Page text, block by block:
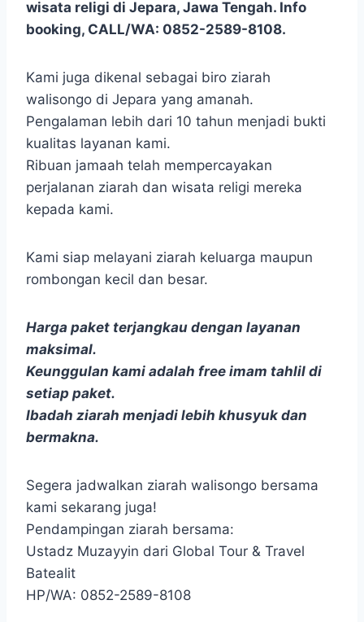
wisata religi di Jepara, Jawa Tengah. Info
booking, CALL/WA: 0852-2589-8108.
Kami juga dikenal sebagai biro ziarah
walisongo di Jepara yang amanah.
Pengalaman lebih dari 10 tahun menjadi bukti
kualitas layanan kami.
Ribuan jamaah telah mempercayakan
perjalanan ziarah dan wisata religi mereka
kepada kami.
Kami siap melayani ziarah keluarga maupun
rombongan kecil dan besar.
Harga paket terjangkau dengan layanan
maksimal.
Keunggulan kami adalah free imam tahlil di
setiap paket.
Ibadah ziarah menjadi lebih khusyuk dan
bermakna.
Segera jadwalkan ziarah walisongo bersama
kami sekarang juga!
Pendampingan ziarah bersama:
Ustadz Muzayyin dari Global Tour & Travel
Batealit
HP/WA: 0852-2589-8108